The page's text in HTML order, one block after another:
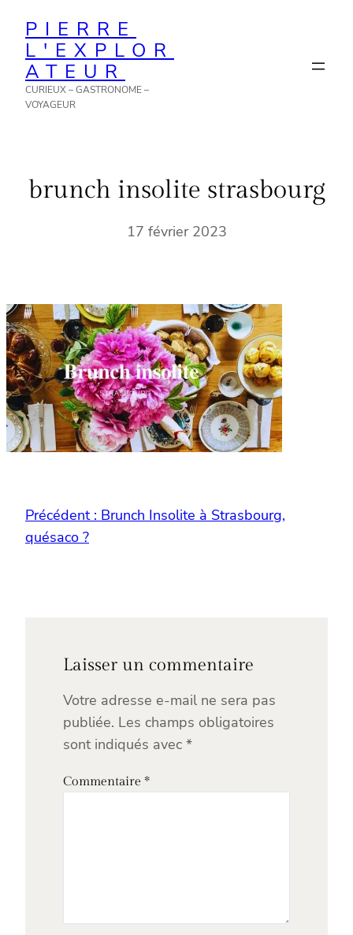
contenu
PIERRE
L'EXPLOR
ATEUR
CURIEUX – GASTRONOME –
VOYAGEUR
brunch insolite strasbourg
17 février 2023
Précédent : Brunch Insolite à Strasbourg,
quésaco ?
Laisser un commentaire
Votre adresse e-mail ne sera pas
publiée. Les champs obligatoires
sont indiqués avec *
Commentaire *